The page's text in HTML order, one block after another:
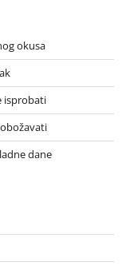
okusa
isprobati
dane